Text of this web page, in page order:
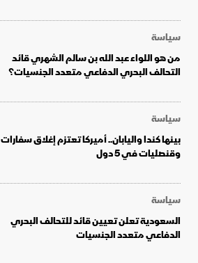
سياسة
من هو اللواء عبد الله بن سالم الشهري قائد
التحالف البحري الدفاعي متعدد الجنسيات؟
سياسة
بينها كندا واليابان.. أميركا تعتزم إغلاق سفارات
وقنصليات في 5 دول
سياسة
السعودية تعلن تعيين قائد للتحالف البحري
الدفاعي متعدد الجنسيات